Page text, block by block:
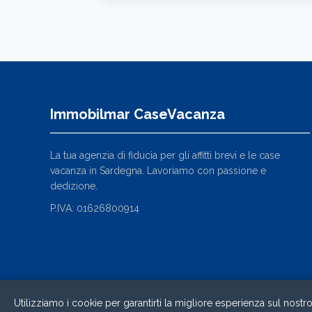
Immobilmar CaseVacanza
La tua agenzia di fiducia per gli affitti brevi e le case
vacanza in Sardegna. Lavoriamo con passione e
dedizione.
P.IVA: 01626800914
Utilizziamo i cookie per garantirti la migliore esperienza sul